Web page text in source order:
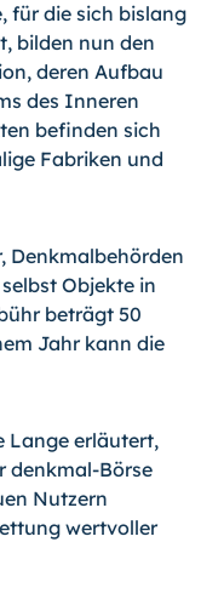
für die sich bislang
bilden nun den
deren Aufbau
des Inneren
befinden sich
Fabriken und
Denkmalbehörden
Objekte in
beträgt 50
Jahr kann die
Lange erläutert,
denkmal-Börse
Nutzern
wertvoller